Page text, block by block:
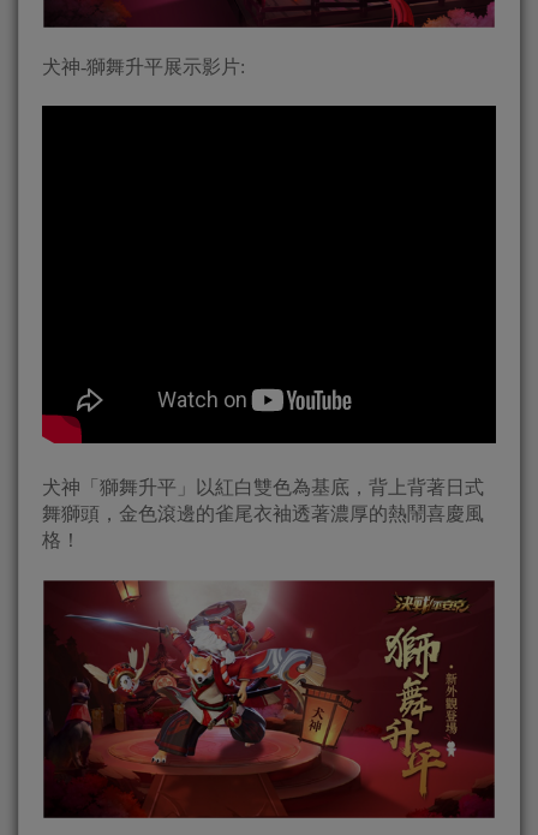
犬神-獅舞升平展示影片:
犬神「獅舞升平」以紅白雙色為基底，背上背著日式
舞獅頭，金色滾邊的雀尾衣袖透著濃厚的熱鬧喜慶風
格！